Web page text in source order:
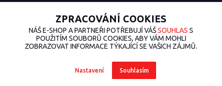
ZPRACOVÁNÍ COOKIES
NÁŠ E-SHOP A PARTNEŘI POTŘEBUJÍ VÁŠSOUHLAS S
POUŽITÍM SOUBORŮ COOKIES, ABY VÁM MOHLI
ZOBRAZOVAT INFORMACE TÝKAJÍCÍ SE VAŠICH ZÁJMŮ.
Nastavení Souhlasím